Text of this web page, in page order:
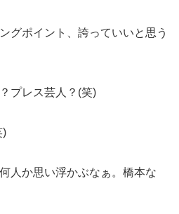
グポイント、誇っていいと思う
プレス芸人？(笑)
)
人か思い浮かぶなぁ。橋本な